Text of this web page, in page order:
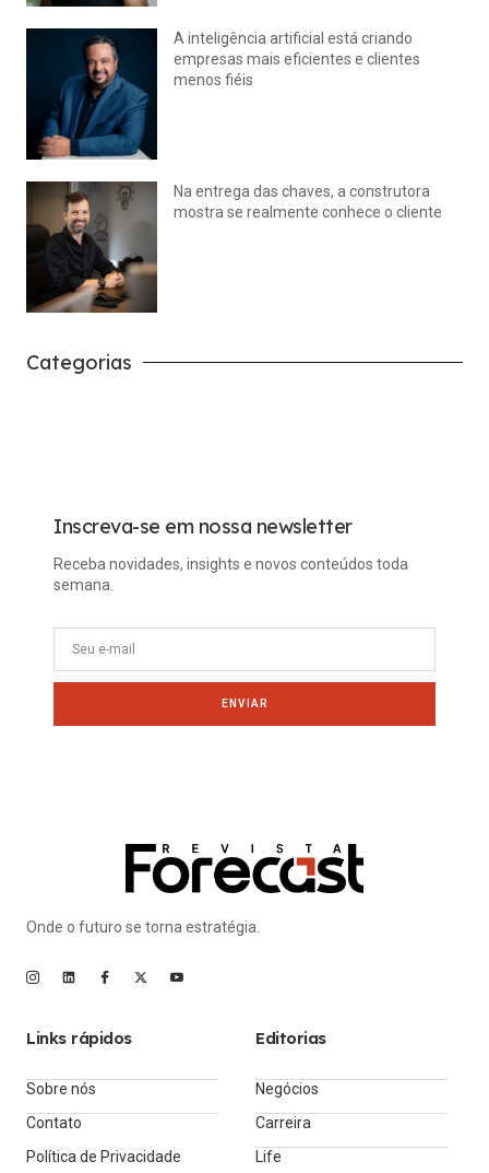
A inteligência artificial está criando
empresas mais eficientes e clientes
menos fiéis
Na entrega das chaves, a construtora
mostra se realmente conhece o cliente
Categorias
Inscreva-se em nossa newsletter
Receba novidades, insights e novos conteúdos toda
semana.
ENVIAR
Onde o futuro se torna estratégia.
Links rápidos
Sobre nós
Contato
Política de Privacidade
Editorias
Negócios
Carreira
Life